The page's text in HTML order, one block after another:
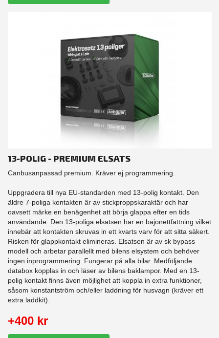
13-POLIG - PREMIUM ELSATS
Canbusanpassad premium. Kräver ej programmering.
Uppgradera till nya EU-standarden med 13-polig kontakt. Den
äldre 7-poliga kontakten är av stickproppskaraktär och har
oavsett märke en benägenhet att börja glappa efter en tids
användande. Den 13-poliga elsatsen har en bajonettfattning vilket
innebär att kontakten skruvas in ett kvarts varv för att sitta säkert.
Risken för glappkontakt elimineras. Elsatsen är av sk bypass
modell och arbetar parallellt med bilens elsystem och behöver
ingen inprogrammering. Fungerar på alla bilar. Medföljande
databox kopplas in och läser av bilens baklampor. Med en 13-
polig kontakt finns även möjlighet att koppla in extra funktioner,
såsom konstantström och/eller laddning för husvagn (kräver ett
extra laddkit).
+400 kr